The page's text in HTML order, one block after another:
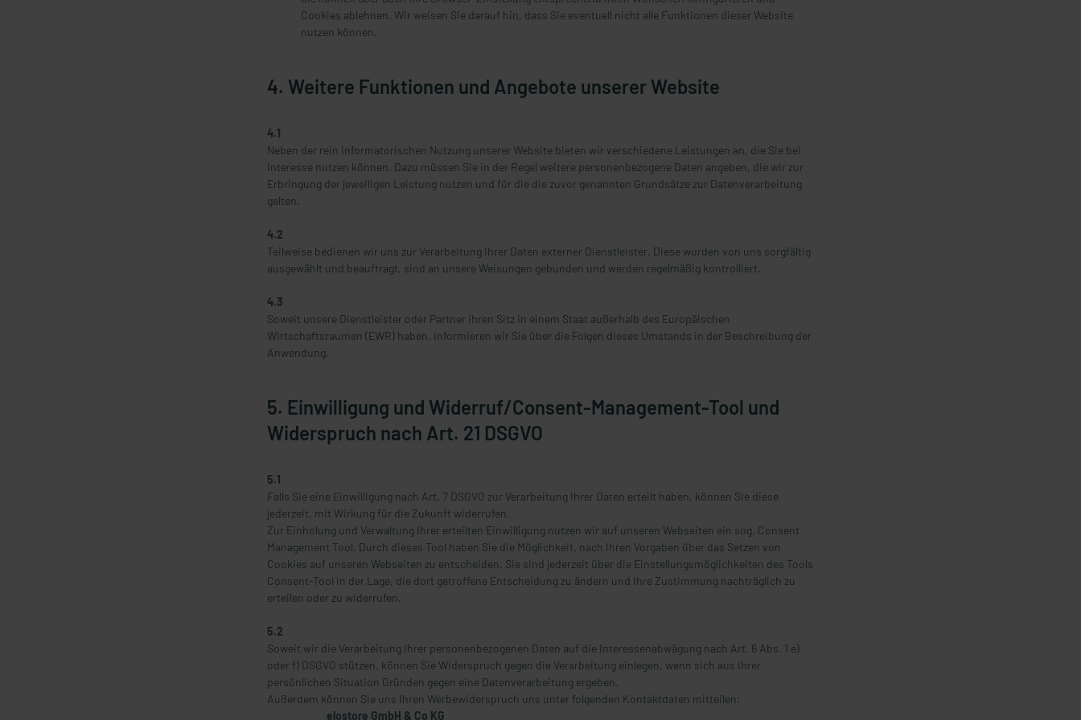
Cookies ablehnen. Wir weisen Sie darauf hin, dass Sie eventuell nicht alle Funktionen dieser Website
nutzen können.
4. Weitere Funktionen und Angebote unserer Website
4.1
Neben der rein informatorischen Nutzung unserer Website bieten wir verschiedene Leistungen an, die Sie bei
Interesse nutzen können. Dazu müssen Sie in der Regel weitere personenbezogene Daten angeben, die wir zur
Erbringung der jeweiligen Leistung nutzen und für die die zuvor genannten Grundsätze zur Datenverarbeitung
gelten.
4.2
Teilweise bedienen wir uns zur Verarbeitung Ihrer Daten externer Dienstleister. Diese wurden von uns sorgfältig
ausgewählt und beauftragt, sind an unsere Weisungen gebunden und werden regelmäßig kontrolliert.
4.3
Soweit unsere Dienstleister oder Partner ihren Sitz in einem Staat außerhalb des Europäischen
Wirtschaftsraumen (EWR) haben, informieren wir Sie über die Folgen dieses Umstands in der Beschreibung der
Anwendung.
5. Einwilligung und Widerruf/Consent-Management-Tool und
Widerspruch nach Art. 21 DSGVO
5.1
Falls Sie eine Einwilligung nach Art. 7 DSGVO zur Verarbeitung Ihrer Daten erteilt haben, können Sie diese
jederzeit, mit Wirkung für die Zukunft widerrufen.
Zur Einholung und Verwaltung Ihrer erteilten Einwilligung nutzen wir auf unseren Webseiten ein sog. Consent
Management Tool. Durch dieses Tool haben Sie die Möglichkeit, nach Ihren Vorgaben über das Setzen von
Cookies auf unseren Webseiten zu entscheiden. Sie sind jederzeit über die Einstellungsmöglichkeiten des Tools
Consent-Tool in der Lage, die dort getroffene Entscheidung zu ändern und Ihre Zustimmung nachträglich zu
erteilen oder zu widerrufen.
5.2
Soweit wir die Verarbeitung Ihrer personenbezogenen Daten auf die Interessenabwägung nach Art. 6 Abs. 1 e)
oder f) DSGVO stützen, können Sie Widerspruch gegen die Verarbeitung einlegen, wenn sich aus Ihrer
persönlichen Situation Gründen gegen eine Datenverarbeitung ergeben.
Außerdem können Sie uns Ihren Werbewiderspruch uns unter folgenden Kontaktdaten mitteilen:
elostore GmbH & Co KG